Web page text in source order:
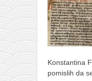
Konstantina
pomislih da